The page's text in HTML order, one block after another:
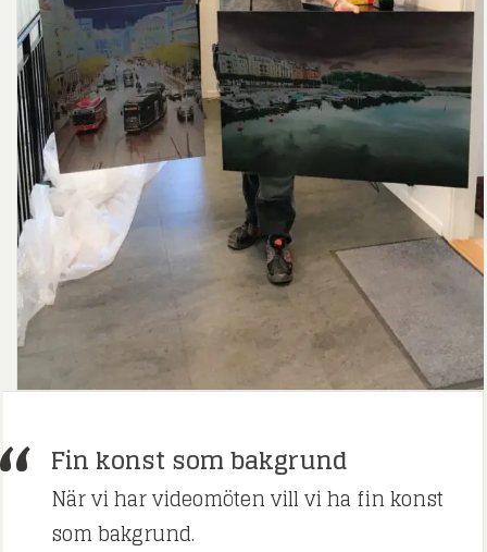
Fin konst som bakgrund
När vi har videomöten vill vi ha fin konst
som bakgrund.